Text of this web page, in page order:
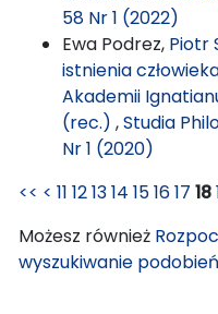
58 Nr 1 (2022)
Ewa Podrez, Piotr
istnienia
Akademii
(rec.) ,Studia
Nr 1 (2020)
<< < 11 121314 151617 18
Możesz również
wyszukiwanie